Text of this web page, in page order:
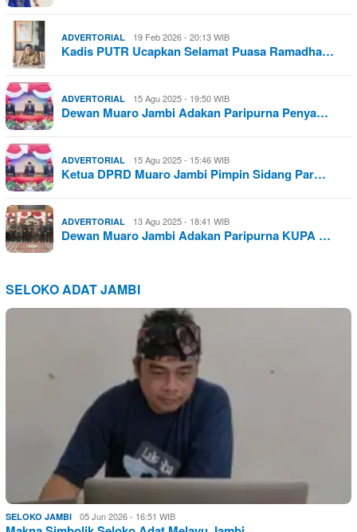
ADVERTORIAL 19 Feb 2026 - 20:13 WIB
Kadis PUTR Ucapkan Selamat Puasa Ramadha…
ADVERTORIAL 15 Agu 2025 - 19:50 WIB
Dewan Muaro Jambi Adakan Paripurna Penya…
ADVERTORIAL 15 Agu 2025 - 15:46 WIB
Ketua DPRD Muaro Jambi Pimpin Sidang Par…
ADVERTORIAL 13 Agu 2025 - 18:41 WIB
Dewan Muaro Jambi Adakan Paripurna KUPA …
SELOKO ADAT JAMBI
SELOKO JAMBI 05 Jun 2026 - 16:51 WIB